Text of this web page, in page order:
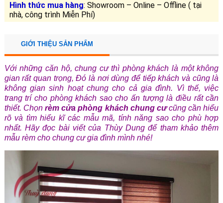
Hình thức mua hàng: Showroom – Online – Offline ( tại
nhà, công trình Miễn Phí)
GIỚI THIỆU SẢN PHẨM
Với những căn hộ, chung cư thì phòng khách là một không
gian rất quan trọng, Đó là nơi dùng để tiếp khách và cũng là
không gian sinh hoạt chung cho cả gia đình. Vì thế, việc
trang trí cho phòng khách sao cho ấn tượng là điều rất cần
thiết. Chọnrèm cửa phòng khách chung cưcũng cần hiểu
rõ và tìm hiểu kĩ các mẫu mã, tính năng sao cho phù hợp
nhất. Hãy đọc bài viết của Thùy Dung để tham khảo thêm
mẫu rèm cho chung cư gia đình mình nhé!